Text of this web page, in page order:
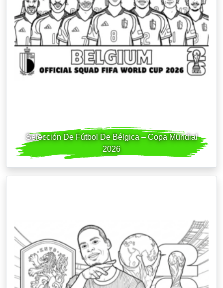
Selección De Fútbol De Bélgica – Copa Mundial
2026